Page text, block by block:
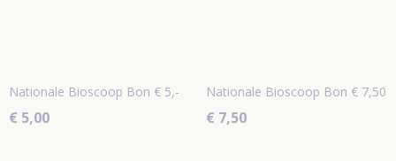
Nationale Bioscoop Bon € 5,-
€ 5,00
Nationale Bioscoop Bon € 7,50
€ 7,50